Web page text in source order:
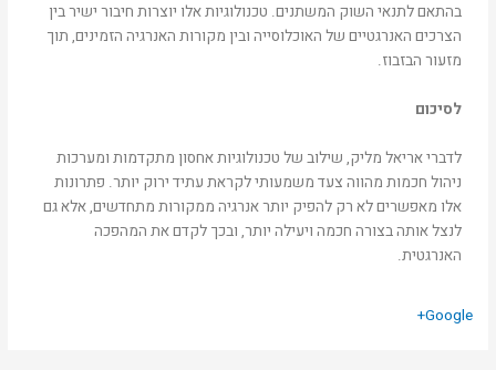
בהתאם לתנאי השוק המשתנים. טכנולוגיות אלו יוצרות חיבור ישיר בין
הצרכים האנרגטיים של האוכלוסייה ובין מקורות האנרגיה הזמינים, תוך
מזעור הבזבוז.
לסיכום
לדברי אריאל מליק, שילוב של טכנולוגיות אחסון מתקדמות ומערכות
ניהול חכמות מהווה צעד משמעותי לקראת עתיד ירוק יותר. פתרונות
אלו מאפשרים לא רק להפיק יותר אנרגיה ממקורות מתחדשים, אלא גם
לנצל אותה בצורה חכמה ויעילה יותר, ובכך לקדם את המהפכה
האנרגטית.
Google+